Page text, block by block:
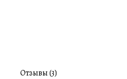
Отзывы (3)